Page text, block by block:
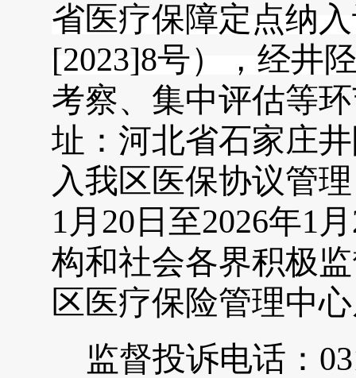
省医疗保障定点纳
[2023]8号），经井
考察、集中评估等
址：河北省石家庄
入我区医保协议管
1 月 20 日至2026年1 月
构和社会各界积极
区医疗保险管理中
监督投诉电话：